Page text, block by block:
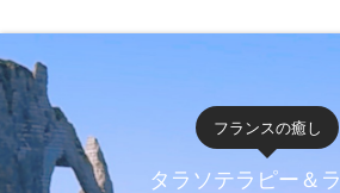
フランスの癒し
タラソテラピー＆